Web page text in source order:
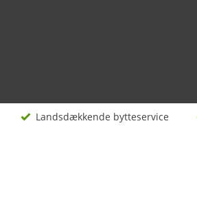
Landsdækkende bytteservice